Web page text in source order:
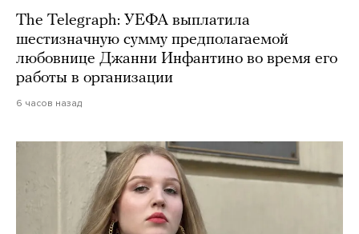
The Telegraph: УЕФА выплатила
шестизначную сумму предполагаемой
любовнице Джанни Инфантино во время его
работы в организации
6 часов назад